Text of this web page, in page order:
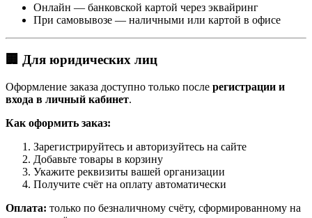
Онлайн — банковской картой через эквайринг
При самовывозе — наличными или картой в офисе
🏢 Для юридических лиц
Оформление заказа доступно только после регистрации и
входа в личный кабинет.
Как оформить заказ:
Зарегистрируйтесь и авторизуйтесь на сайте
Добавьте товары в корзину
Укажите реквизиты вашей организации
Получите счёт на оплату автоматически
Оплата: только по безналичному счёту, сформированному на